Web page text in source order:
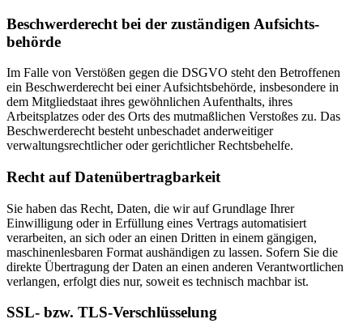
Beschwerde­recht bei der zuständigen Aufsichts­
behörde
Im Falle von Verstößen gegen die DSGVO steht den Betroffenen
ein Beschwerderecht bei einer Aufsichtsbehörde, insbesondere in
dem Mitgliedstaat ihres gewöhnlichen Aufenthalts, ihres
Arbeitsplatzes oder des Orts des mutmaßlichen Verstoßes zu. Das
Beschwerderecht besteht unbeschadet anderweitiger
verwaltungsrechtlicher oder gerichtlicher Rechtsbehelfe.
Recht auf Daten­übertrag­barkeit
Sie haben das Recht, Daten, die wir auf Grundlage Ihrer
Einwilligung oder in Erfüllung eines Vertrags automatisiert
verarbeiten, an sich oder an einen Dritten in einem gängigen,
maschinenlesbaren Format aushändigen zu lassen. Sofern Sie die
direkte Übertragung der Daten an einen anderen Verantwortlichen
verlangen, erfolgt dies nur, soweit es technisch machbar ist.
SSL- bzw. TLS-Verschlüsselung